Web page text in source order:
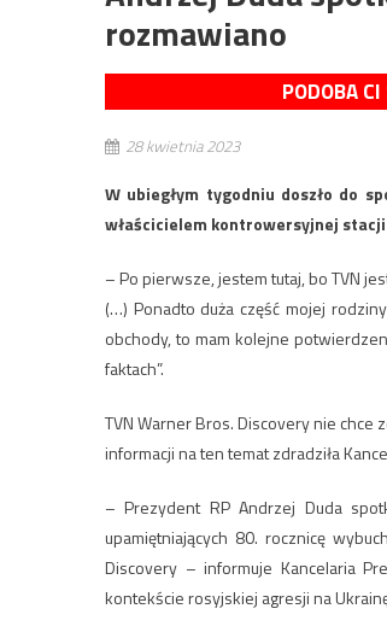
rozmawiano
PODOBA
28 kwietnia 2023
W ubiegłym tygodniu doszło do
właścicielem kontrowersyjnej
– Po pierwsze, jestem tutaj, bo TVN
(…) Ponadto duża część mojej
obchody, to mam kolejne
faktach”.
TVN Warner Bros. Discovery nie chce
informacji na ten temat zdradziła
– Prezydent RP Andrzej Duda
upamiętniających 80. rocznicę
Discovery – informuje Kancelaria
kontekście rosyjskiej agresji na